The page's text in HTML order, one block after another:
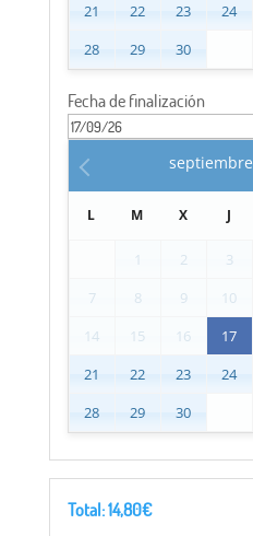
21
22 23 24
28
29 30
Fecha de finalización
septiembre
L M X J
1 2 3
7
8 9 10
14
15 16 17
21
22 23 24
28
29 30
Total:14,80€